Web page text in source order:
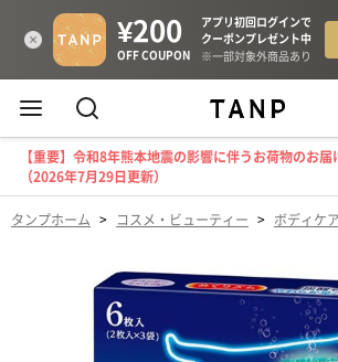
【重要】令和8年熊本地震の影響に伴うお荷物のお
（2026年7月29日更新）
タンプホーム > コスメ・ビューティー > ボディケア